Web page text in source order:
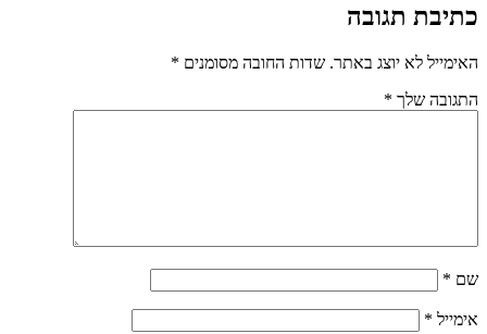
כתיבת תגובה
האימייל לא יוצג באתר. שדות החובה מסומנים *
התגובה שלך *
שם *
אימייל *